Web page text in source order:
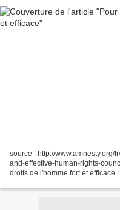
source : http://
and-effective-human-rights-
droits de l'homme fort et efficace